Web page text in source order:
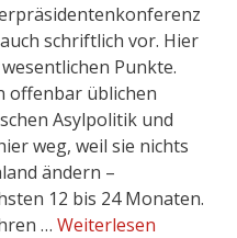
schriftlich vor. Hier
Punkte.
offenbar üblichen
Asylpolitik und
weg, weil sie nichts
ändern –
12 bis 24 Monaten.
… Weiterlesen